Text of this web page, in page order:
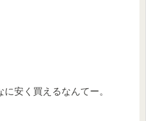
安く買えるなんてー。